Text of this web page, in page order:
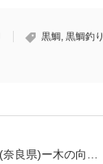
黒鯛 黒鯛釣り
良県)ー木の向…